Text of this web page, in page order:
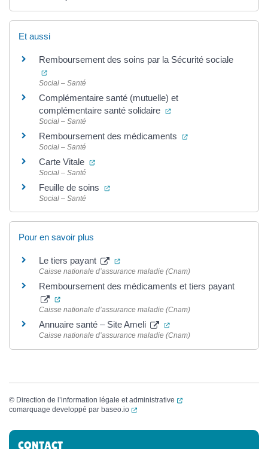
Et aussi
Remboursement des soins par la Sécurité sociale
(ouverture dans un nouvel onglet)
Social – Santé
Complémentaire santé (mutuelle) et
complémentaire santé solidaire
(ouverture dans un
Social – Santé
Remboursement des médicaments (ouverture dans un
Social – Santé
Carte Vitale (ouverture dans un nouvel onglet)
Social – Santé
Feuille de soins (ouverture dans un nouvel onglet)
Social – Santé
Pour en savoir plus
Le tiers payant (ouverture dans un nouvel onglet)
Caisse nationale d’assurance maladie (Cnam)
Remboursement des médicaments et tiers payant
(ouverture dans un nouvel onglet)
Caisse nationale d’assurance maladie (Cnam)
Annuaire santé – Site Ameli (ouverture dans un
Caisse nationale d’assurance maladie (Cnam)
© Direction de l’information légale et administrative
(ouverture dans un
comarquage developpé par baseo.io (ouverture dans un nouvel onglet)
Informations complémentaires
CONTACT